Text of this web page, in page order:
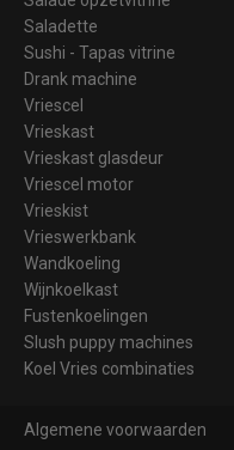
Saladette
Sushi - Tapas vitrine
Drank machine
Vriescel
Vrieskast
Vrieskast glasdeur
Vriescel motor
Vrieskist
Vrieswerkbank
Wandkoeling
Wijnkoelkast
Fustenkoelingen
Slush puppy machines
Koel Vries combinaties
Algemene voorwaarden